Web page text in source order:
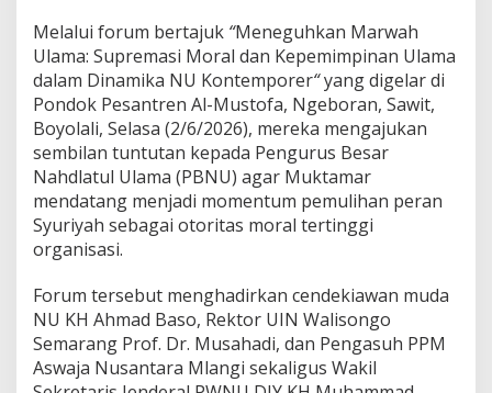
a
A
j
u
k
a
n
S
e
m
b
a
n
T
u
n
Melalui forum bertajuk “Meneguhkan Marwah
Ulama: Supremasi Moral dan Kepemimpinan Ulama
dalam Dinamika NU Kontemporer“yang digelar di
Pondok Pesantren Al-Mustofa, Ngeboran, Sawit,
Boyolali, Selasa (2/6/2026), mereka mengajukan
sembilan tuntutan kepada Pengurus Besar
Nahdlatul Ulama (PBNU) agar Muktamar
mendatang menjadi momentum pemulihan peran
Syuriyah sebagai otoritas moral tertinggi
organisasi.
Forum tersebut menghadirkan cendekiawan muda
NU KH Ahmad Baso, Rektor UIN Walisongo
Semarang Prof. Dr. Musahadi, dan Pengasuh PPM
Aswaja Nusantara Mlangi sekaligus Wakil